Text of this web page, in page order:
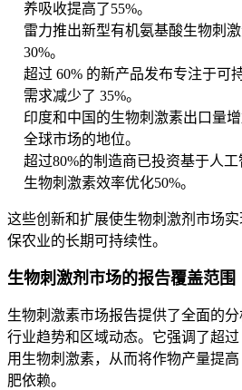
养吸收提高了55%。
雷力推出新型有机氨基酸生物刺
30%。
超过 60% 的新产品发布专注于可
需求减少了 35%。
印度和中国的生物刺激素出口量
全球市场的地位。
超过80%的制造商已投资基于人
生物刺激素效率优化50%。
这些创新和扩展使生物刺激剂市场
保农业的长期可持续性。
生物刺激剂市场的报告覆盖范围
生物刺激素市场报告提供了全面的
行业趋势和区域动态。它强调了超
用生物刺激素，从而将作物产量提高
肥依赖。